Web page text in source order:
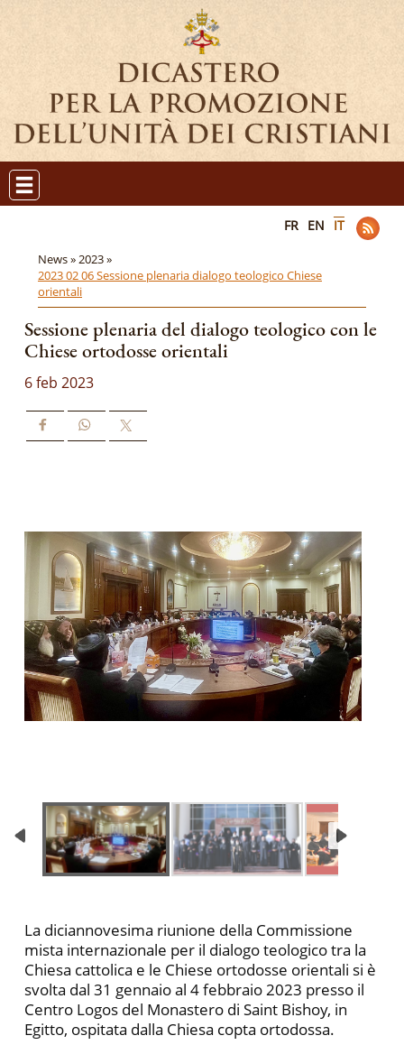
FR EN IT
News »2023 »
2023 02 06 Sessione plenaria dialogo teologico Chiese
orientali
Sessione plenaria del dialogo teologico con le
Chiese ortodosse orientali
6 feb 2023
La diciannovesima riunione della Commissione
mista internazionale per il dialogo teologico tra la
Chiesa cattolica e le Chiese ortodosse orientali si è
svolta dal 31 gennaio al 4 febbraio 2023 presso il
Centro Logos del Monastero di Saint Bishoy, in
Egitto, ospitata dalla Chiesa copta ortodossa.